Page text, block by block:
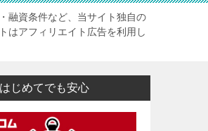
融資条件など、当サイト独自の
はアフィリエイト広告を利用し
はじめてでも安心